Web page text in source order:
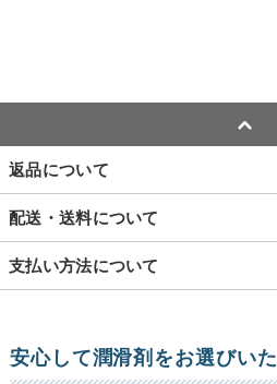
返品について
配送・送料について
支払い方法について
安心して潤滑剤をお選びい